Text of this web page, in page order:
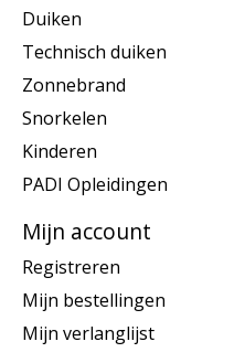
Duiken
Technisch duiken
Zonnebrand
Snorkelen
Kinderen
PADI Opleidingen
Mijn account
Registreren
Mijn bestellingen
Mijn verlanglijst